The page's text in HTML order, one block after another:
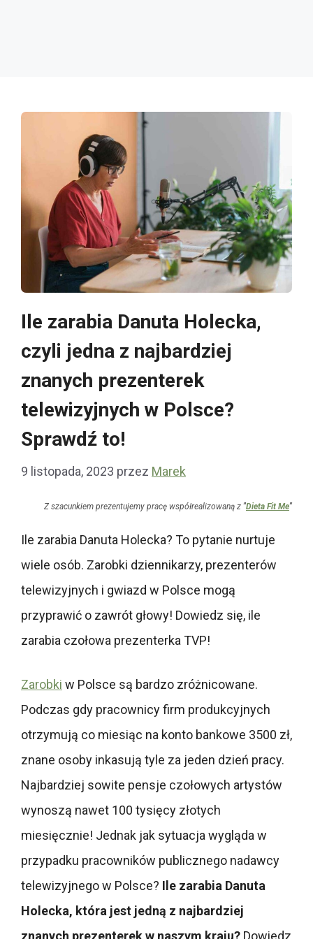
Ile zarabia Danuta Holecka,
czyli jedna z najbardziej
znanych prezenterek
telewizyjnych w Polsce?
Sprawdź to!
9 listopada, 2023 przez Marek
Z szacunkiem prezentujemy pracę współrealizowaną z "Dieta Fit Me"
Ile zarabia Danuta Holecka? To pytanie nurtuje
wiele osób. Zarobki dziennikarzy, prezenterów
telewizyjnych i gwiazd w Polsce mogą
przyprawić o zawrót głowy! Dowiedz się, ile
zarabia czołowa prezenterka TVP!
Zarobki w Polsce są bardzo zróżnicowane.
Podczas gdy pracownicy firm produkcyjnych
otrzymują co miesiąc na konto bankowe 3500 zł,
znane osoby inkasują tyle za jeden dzień pracy.
Najbardziej sowite pensje czołowych artystów
wynoszą nawet 100 tysięcy złotych
miesięcznie! Jednak jak sytuacja wygląda w
przypadku pracowników publicznego nadawcy
telewizyjnego w Polsce? Ile zarabia Danuta
Holecka, która jest jedną z najbardziej
znanych prezenterek w naszym kraju? Dowiedz